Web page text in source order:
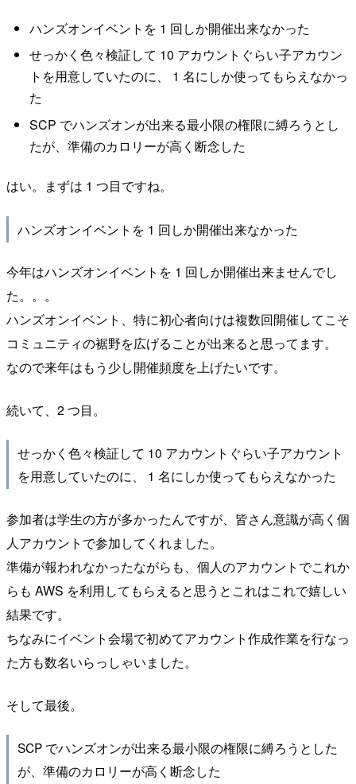
ハンズオンイベントを 1 回しか開催出来なかった
せっかく色々検証して 10 アカウントぐらい子アカウン
トを用意していたのに、 1 名にしか使ってもらえなかっ
た
SCP でハンズオンが出来る最小限の権限に縛ろうとし
たが、準備のカロリーが高く断念した
はい。まずは 1 つ目ですね。
ハンズオンイベントを 1 回しか開催出来なかった
今年はハンズオンイベントを 1 回しか開催出来ませんでし
た。。。
ハンズオンイベント、特に初心者向けは複数回開催してこそ
コミュニティの裾野を広げることが出来ると思ってます。
なので来年はもう少し開催頻度を上げたいです。
続いて、2 つ目。
せっかく色々検証して 10 アカウントぐらい子アカウント
を用意していたのに、 1 名にしか使ってもらえなかった
参加者は学生の方が多かったんですが、皆さん意識が高く個
人アカウントで参加してくれました。
準備が報われなかったながらも、個人のアカウントでこれか
らも AWS を利用してもらえると思うとこれはこれで嬉しい
結果です。
ちなみにイベント会場で初めてアカウント作成作業を行なっ
た方も数名いらっしゃいました。
そして最後。
SCP でハンズオンが出来る最小限の権限に縛ろうとした
が、準備のカロリーが高く断念した